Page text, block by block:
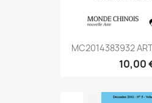
MC2014383932
10,00